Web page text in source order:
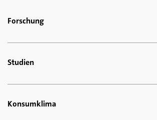
Forschung
Studien
Konsumklima